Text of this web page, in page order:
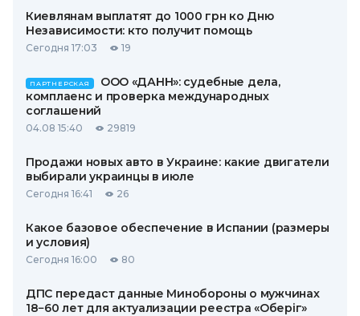
Киевлянам выплатят до 1000 грн ко Дню
Независимости: кто получит помощь
Сегодня 17:03 19
ПАРТНЕРСКАЯ
ООО «ДАНН»: судебные дела,
комплаенс и проверка международных
соглашений
04.08 15:40 29819
Продажи новых авто в Украине: какие двигатели
выбирали украинцы в июле
Сегодня 16:41 26
Какое базовое обеспечение в Испании (размеры
и условия)
Сегодня 16:00 80
ДПС передаст данные Минобороны о мужчинах
18−60 лет для актуализации реестра «Оберіг»